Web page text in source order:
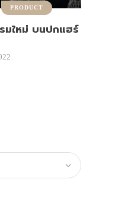
PRODUCT
มใหม่ บนปกแฮร์